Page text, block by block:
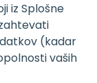
iz Splošne
(kadar
vaših